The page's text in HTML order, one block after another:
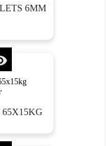
6MM